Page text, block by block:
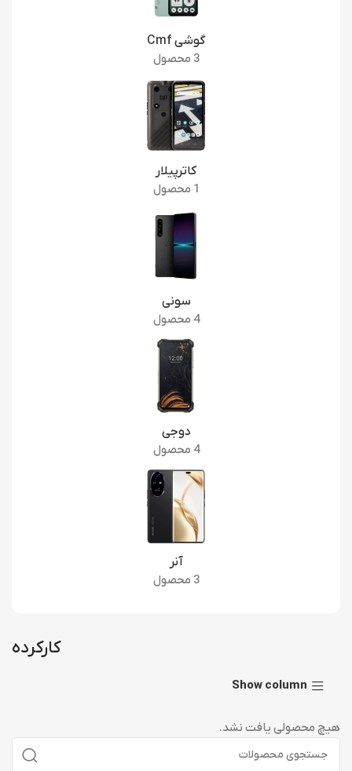
گوشی Cmf
3 محصول
کاترپیلار
1 محصول
سونی
4 محصول
دوجی
4 محصول
آنر
3 محصول
کارکرده
Show column
هیچ محصولی یافت نشد.